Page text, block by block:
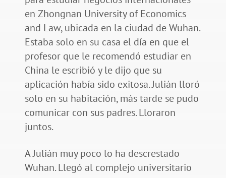
en Zhongnan University of Economics
and Law, ubicada en la ciudad de Wuhan.
Estaba solo en su casa el día en que el
profesor que le recomendó estudiar en
China le escribió y le dijo que su
aplicación había sido exitosa. Julián lloró
solo en su habitación, más tarde se pudo
comunicar con sus padres. Lloraron
juntos.
A Julián muy poco lo ha descrestado
Wuhan. Llegó al complejo universitario